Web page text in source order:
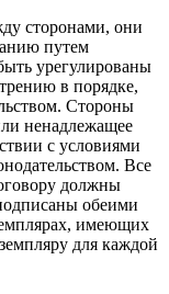
сторонами, они
путем
урегулированы
в порядке,
Стороны
ненадлежащее
с условиями
Все
должны
обеими
имеющих
для каждой